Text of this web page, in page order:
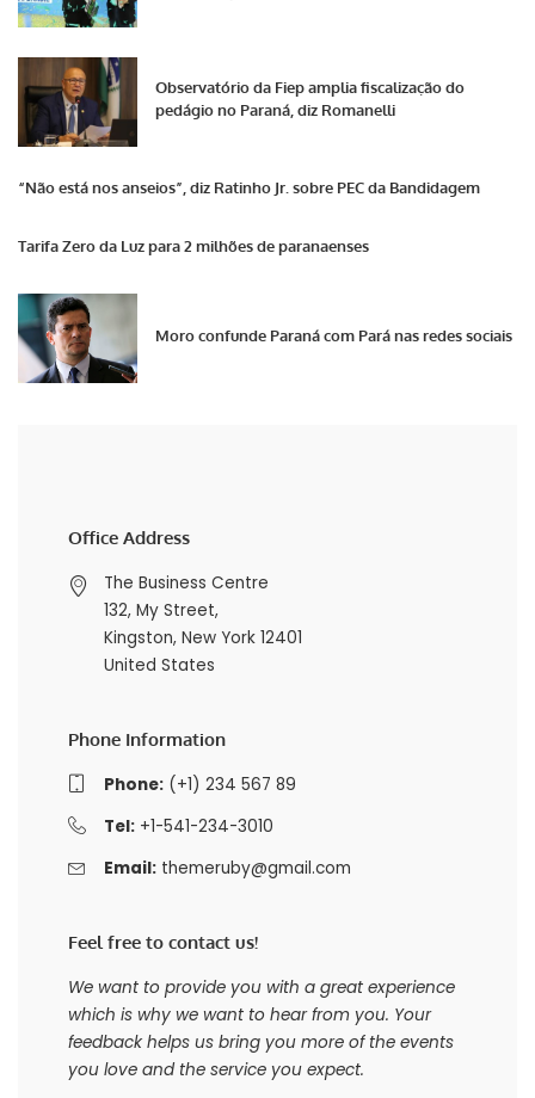
Observatório da Fiep amplia fiscalização do
pedágio no Paraná, diz Romanelli
“Não está nos anseios”, diz Ratinho Jr. sobre PEC da Bandidagem
Tarifa Zero da Luz para 2 milhões de paranaenses
Moro confunde Paraná com Pará nas redes sociais
Office Address
The Business Centre
132, My Street,
Kingston, New York 12401
United States
Phone Information
Phone:(+1) 234 567 89
Tel:+1-541-234-3010
Email: themeruby@gmail.com
Feel free to contact us!
We want to provide you with a great experience
which is why we want to hear from you. Your
feedback helps us bring you more of the events
you love and the service you expect.